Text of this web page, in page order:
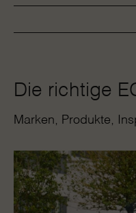
Die richtige
Marken Produkte